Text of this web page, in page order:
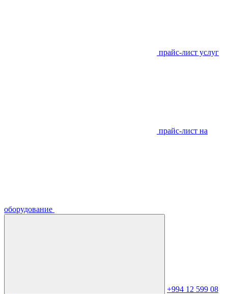
прайс-лист услуг
прайс-лист на
оборудование
+994 12 599 08